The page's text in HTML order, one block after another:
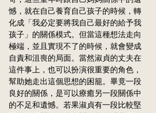
憾，就在自己養育自己孩子的時候，轉
化成「我必定要將我自己最好的給予我
孩子」的關係模式。但當這種想法走向
極端，並且實現不了的時候，就會變成
自責和沮喪的局面。當然淑貞的丈夫在
這件事上，也可以扮演很重要的角色，
幫助她走出這個思想的困籠。畢竟一段
良好的關係，是可以療癒另一段關係中
的不足和遺憾。若果淑貞有一段比較堅